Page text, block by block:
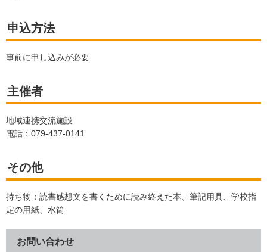
申込方法
事前に申し込みが必要
主催者
地域連携交流施設
電話：079-437-0141
その他
持ち物：読書感想文を書くために読み終えた本、筆記用具、学校指
定の用紙、水筒
お問い合わせ